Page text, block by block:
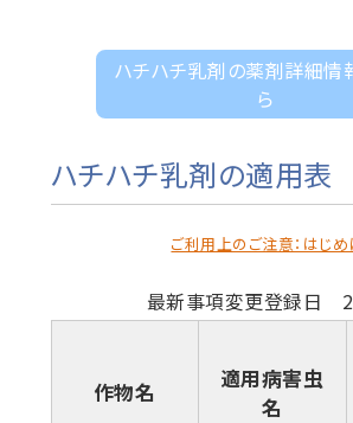
ハチハチ乳剤の薬剤詳細情
ら
ハチハチ乳剤の適用表
ご利用上のご注意：はじ
最新事項変更登録日
作物名
適用病害虫
名